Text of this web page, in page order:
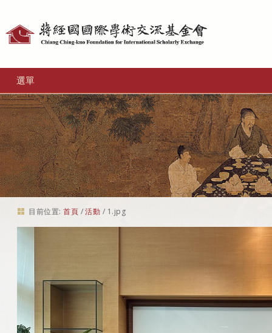
選單
目前位置: 首頁 /活動 / 1.jpg